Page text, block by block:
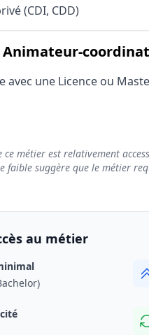
(CDI, CDD)
avec une Licence ou
ce métier est relativement
faible suggère que le métier
au métier